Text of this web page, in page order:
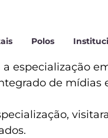
Polos
especialização
de mídias